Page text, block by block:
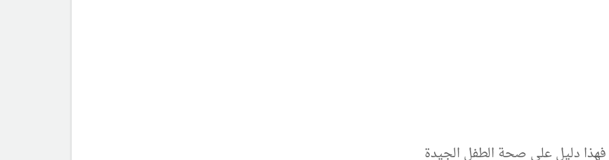
دليل على صحة الطفل الجيدة